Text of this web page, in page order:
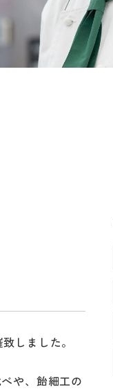
しました。
や、飴細工の